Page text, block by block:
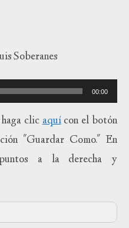
Soberanes
00:00
haga clicaquícon el botón
"Guardar Como." En
a la derecha y